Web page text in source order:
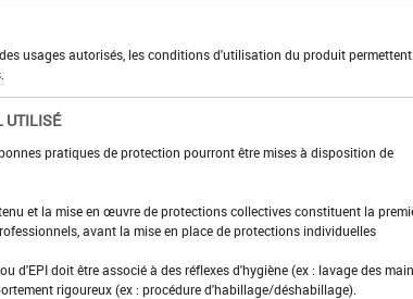
usages autorisés, les conditions d'utilisation du produit
UTILISÉ
pratiques de protection pourront être mises à disposition de
et la mise en œuvre de protections collectives constituent la
avant la mise en place de protections individuelles
d'EPI doit être associé à des réflexes d'hygiène (ex : lavage des
rigoureux (ex : procédure d'habillage/déshabillage).